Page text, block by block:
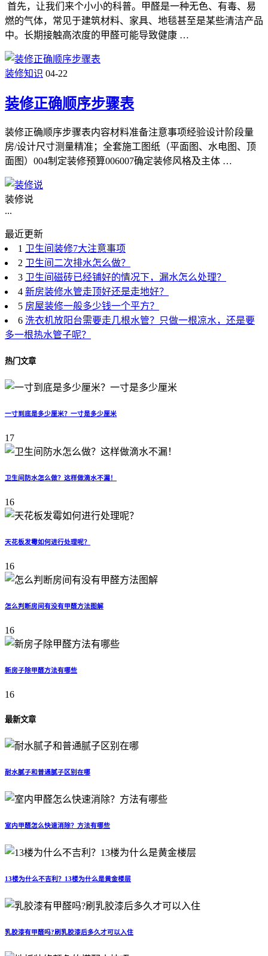
首先，让我们来个小小的科普。甲醛是一种无色、有毒、易
燃的气体，常见于建筑材料、家具、地毯甚至是某些清洁产品
中。长期接触高浓度的甲醛可能导致健康 …
装修知识 04-22
装修正确顺序步骤表
装修正确顺序步骤表内容材料准备注意事项经验设计阶段量
房/设计尺寸测量精准；全套施工图纸（平面图、水电图、顶
面图）004制定装修预算006007确定装修风格及主体 …
装修说
...
最近更新
1
卫生间装修7大注意事项
2
卫生间二次排水怎么做？
3
卫生间磁砖已经铺好的情况下，漏水怎么处理？
4 新房装修水管走顶好还是走地好？
5 房屋装修一般多少钱一个平方？
6 洗衣机放阳台需要走几根水管？只做一根凉水，还是要
多一根热水管子呢？
热门文章
一寸到底是多少厘米？一寸是多少厘米
17
卫生间防水怎么做？这样做滴水不漏！
16
天花板发霉如何进行处理呢？
16
怎么判断房间有没有甲醛方法图解
16
新房子除甲醛方法有哪些
16
最新文章
耐水腻子和普通腻子区别在哪
室内甲醛怎么快速消除？方法有哪些
13楼为什么不吉利？13楼为什么是黄金楼层
乳胶漆有甲醛吗?刷乳胶漆后多久才可以入住